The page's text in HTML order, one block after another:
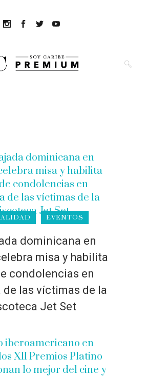
EVENTOS
dominicana en
misa y habilita
condolencias en
de las víctimas de la
Jet Set